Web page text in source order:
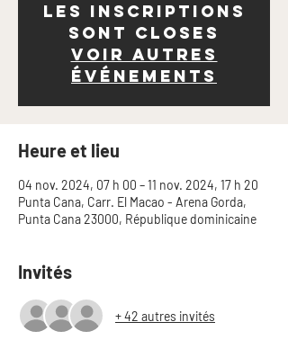
Les inscriptions
sont closes
Voir autres
événements
Heure et lieu
04 nov. 2024, 07 h 00 – 11 nov. 2024, 17 h 20
Punta Cana, Carr. El Macao - Arena Gorda,
Punta Cana 23000, République dominicaine
Invités
+ 42 autres invités